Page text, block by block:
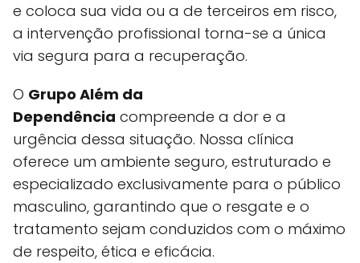
e coloca sua vida ou a de terceiros em risco,
a intervenção profissional torna-se a única
via segura para a recuperação.
O Grupo Além da
Dependência compreende a dor e a
urgência dessa situação. Nossa clínica
oferece um ambiente seguro, estruturado e
especializado exclusivamente para o público
masculino, garantindo que o resgate e o
tratamento sejam conduzidos com o máximo
de respeito, ética e eficácia.